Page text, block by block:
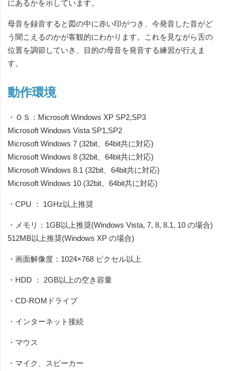
にあるかを示しています。
母音を録音すると図の中に赤い印がつき、今発音した音がど
う聞こえるのかが客観的にわかります。これを見ながら舌の
位置を調節していき、目的の母音を発音する練習が行えま
す。
動作環境
・ＯＳ：Microsoft Windows XP SP2,SP3
Microsoft Windows Vista SP1,SP2
Microsoft Windows 7 (32bit、64bit共に対応)
Microsoft Windows 8 (32bit、64bit共に対応)
Microsoft Windows 8.1 (32bit、64bit共に対応)
Microsoft Windows 10 (32bit、64bit共に対応)
・CPU ： 1GHz以上推奨
・メモリ：1GB以上推奨(Windows Vista, 7, 8, 8.1, 10 の場合)
512MB以上推奨(Windows XP の場合)
・画面解像度：1024×768 ピクセル以上
・HDD ： 2GB以上の空き容量
・CD-ROMドライブ
・インターネット接続
・マウス
・マイク、スピーカー